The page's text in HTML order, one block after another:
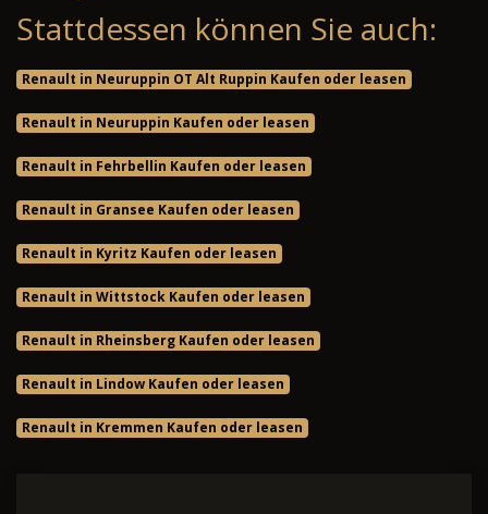
Stattdessen können Sie auch:
Renault in Neuruppin OT Alt Ruppin Kaufen oder leasen
Renault in Neuruppin Kaufen oder leasen
Renault in Fehrbellin Kaufen oder leasen
Renault in Gransee Kaufen oder leasen
Renault in Kyritz Kaufen oder leasen
Renault in Wittstock Kaufen oder leasen
Renault in Rheinsberg Kaufen oder leasen
Renault in Lindow Kaufen oder leasen
Renault in Kremmen Kaufen oder leasen